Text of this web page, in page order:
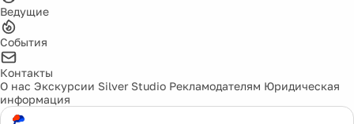
Ведущие
События
Контакты
О нас Экскурсии Silver Studio Рекламодателям Юридическая
информация